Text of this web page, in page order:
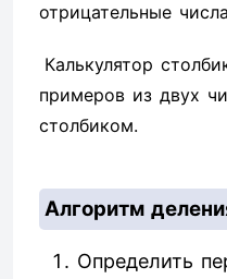
отрицательные
Калькулятор
примеров из двух
столбиком.
Алгоритм
Определить